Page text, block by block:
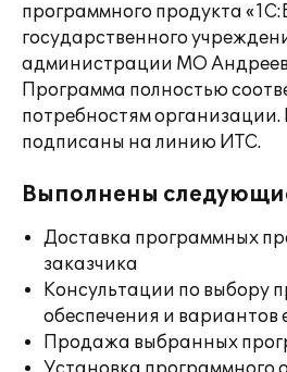
программного продукта
государственного
администрации МО
Программа полностью
потребностям организации.
подписаны на линию ИТС.
Выполнены
Доставка программных
заказчика
Консультации по выбору
обеспечения и вариантов
Продажа выбранных